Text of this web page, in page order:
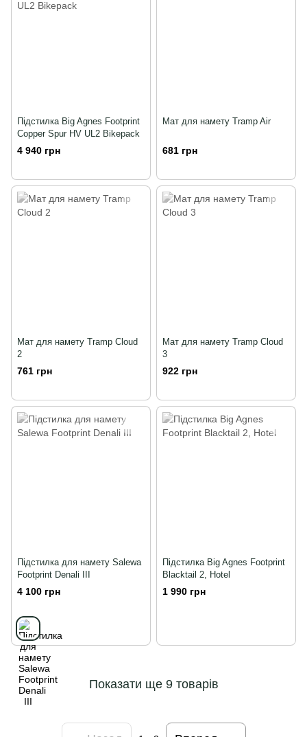
Підстилка Big Agnes Footprint
Copper Spur HV UL2 Bikepack
4 940 грн
Мат для намету Tramp Air
681 грн
Мат для намету Tramp Cloud
2
761 грн
Мат для намету Tramp Cloud
3
922 грн
Підстилка для намету Salewa
Footprint Denali III
4 100 грн
Підстилка Big Agnes Footprint
Blacktail 2, Hotel
1 990 грн
Показати ще 9 товарів